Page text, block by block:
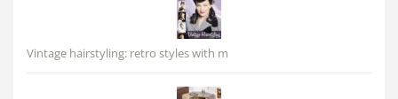
Vintage hairstyling: retro styles with m